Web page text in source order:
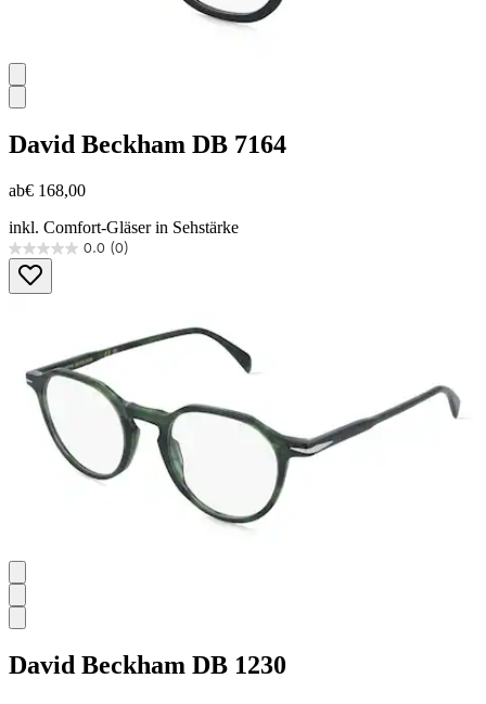
David Beckham DB 7164
ab€ 168,00
inkl. Comfort-Gläser in Sehstärke
0.0 (0)
0.0
von
5
David Beckham DB 1230